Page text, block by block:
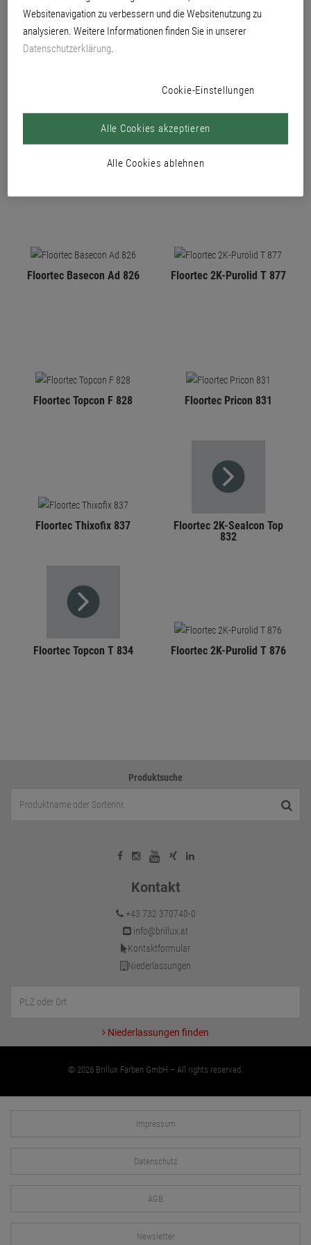
PRODUKTE
Floortec Basecon Ad 826 Floortec 2K-Purolid T 877
Floortec Topcon F 828 Floortec Pricon 831
Floortec Thixofix 837
Floortec 2K-Sealcon Top
832
Floortec Topcon T 834 Floortec 2K-Purolid T 876
Produktsuche
Kontakt
+43 732 370740-0
info@brillux.at
Kontaktformular
Niederlassungen
Niederlassungen finden
© 2026 Brillux Farben GmbH – All rights reserved.
Impressum
Datenschutz
AGB
Newsletter
Websitenavigation zu verbessern und die Websitenutzung zu
analysieren. Weitere Informationen finden Sie in unserer
Datenschutzerklärung.
Cookie-Einstellungen
Alle Cookies ablehnen
Alle Cookies akzeptieren